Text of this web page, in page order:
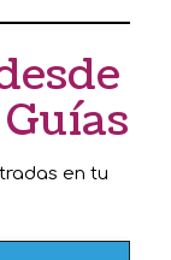
en tu